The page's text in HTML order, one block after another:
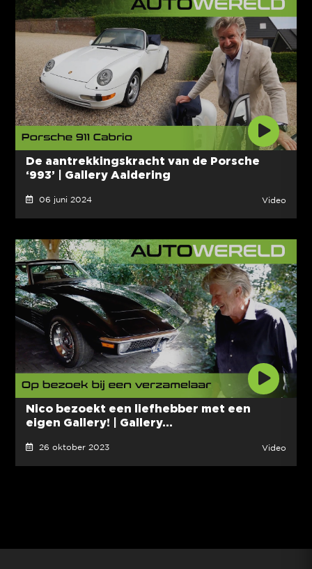
De aantrekkingskracht van de Porsche
‘993’ | Gallery Aaldering
06 juni 2024 Video
Nico bezoekt een liefhebber met een
eigen Gallery! | Gallery...
26 oktober 2023 Video